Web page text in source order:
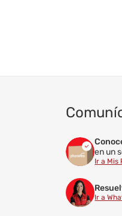
en un
Ir a Mis
Ir a